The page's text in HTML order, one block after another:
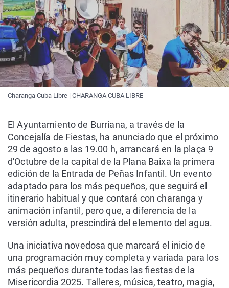
Charanga Cuba Libre | CHARANGA CUBA LIBRE
El Ayuntamiento de Burriana, a través de la
Concejalía de Fiestas, ha anunciado que el próximo
29 de agosto a las 19.00 h, arrancará en la plaça 9
d'Octubre de la capital de la Plana Baixa la primera
edición de la Entrada de Peñas Infantil. Un evento
adaptado para los más pequeños, que seguirá el
itinerario habitual y que contará con charanga y
animación infantil, pero que, a diferencia de la
versión adulta, prescindirá del elemento del agua.
Una iniciativa novedosa que marcará el inicio de
una programación muy completa y variada para los
más pequeños durante todas las fiestas de la
Misericordia 2025. Talleres, música, teatro, magia,